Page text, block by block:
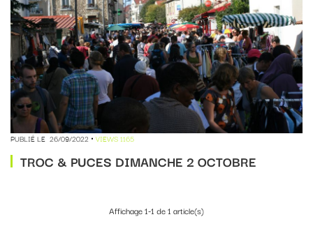
PUBLIÉ LE 26/09/2022 VIEWS 1165
TROC & PUCES DIMANCHE 2 OCTOBRE
Affichage 1-1 de 1 article(s)